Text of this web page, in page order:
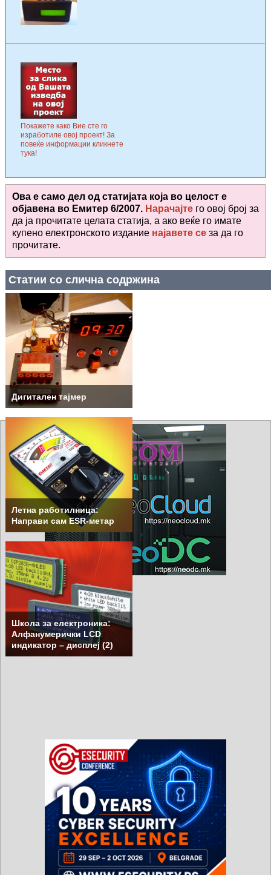
Покажете како Вие сте го
изработиле овој проект! За
повеќе информации кликнете
тука!
Ова е само дел од статијата која во целост е
објавена во Емитер 6/2007. Нарачајте го овој број за
да ја прочитате целата статија, а ако веќе го имате
купено електронското издание најавете се за да го
прочитате.
Статии со слична содржина
Дигитален тајмер
Летна работилница:
Направи сам ESR-метар
Школа за електроника:
Алфанумерички LCD
индикатор – дисплеј (2)